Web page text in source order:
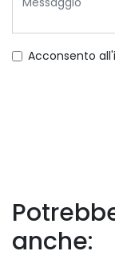
Acconsento
anche: